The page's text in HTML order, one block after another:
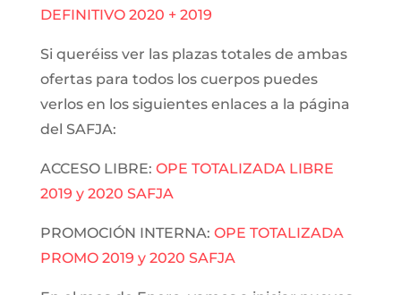
DEFINITIVO 2020 + 2019
Si queréiss ver las plazas totales de ambas
ofertas para todos los cuerpos puedes
verlos en los siguientes enlaces a la página
del SAFJA:
ACCESO LIBRE: OPE TOTALIZADA LIBRE
2019 y 2020 SAFJA
PROMOCIÓN INTERNA: OPE TOTALIZADA
PROMO 2019 y 2020 SAFJA